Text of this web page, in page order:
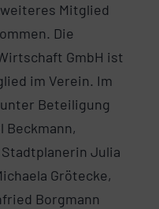
Mitglied
Die
GmbH ist
im Verein. Im
Beteiligung
Beckmann,
Julia
Grötecke,
Borgmann